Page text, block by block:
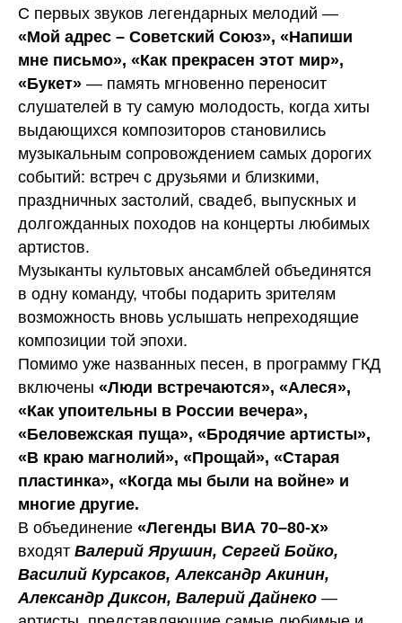
С первых звуков легендарных мелодий —
«Мой адрес – Советский Союз», «Напиши
мне письмо», «Как прекрасен этот мир»,
«Букет» — память мгновенно переносит
слушателей в ту самую молодость, когда хиты
выдающихся композиторов становились
музыкальным сопровождением самых дорогих
событий: встреч с друзьями и близкими,
праздничных застолий, свадеб, выпускных и
долгожданных походов на концерты любимых
артистов.
Музыканты культовых ансамблей объединятся
в одну команду, чтобы подарить зрителям
возможность вновь услышать непреходящие
композиции той эпохи.
Помимо уже названных песен, в программу ГКД
включены «Люди встречаются», «Алеся»,
«Как упоительны в России вечера»,
«Беловежская пуща», «Бродячие артисты»,
«В краю магнолий», «Прощай», «Старая
пластинка», «Когда мы были на войне» и
многие другие.
В объединение «Легенды ВИА 70–80-х»
входят Валерий Ярушин, Сергей Бойко,
Василий Курсаков, Александр Акинин,
Александр Диксон, Валерий Дайнеко —